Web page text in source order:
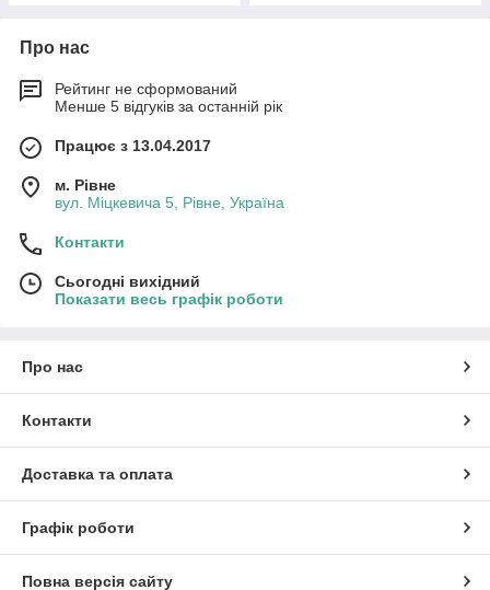
Про нас
Рейтинг не сформований
Менше 5 відгуків за останній рік
Працює з 13.04.2017
м. Рівне
вул. Міцкевича 5, Рівне, Україна
Контакти
Сьогодні вихідний
Показати весь графік роботи
Про нас
Контакти
Доставка та оплата
Графік роботи
Повна версія сайту